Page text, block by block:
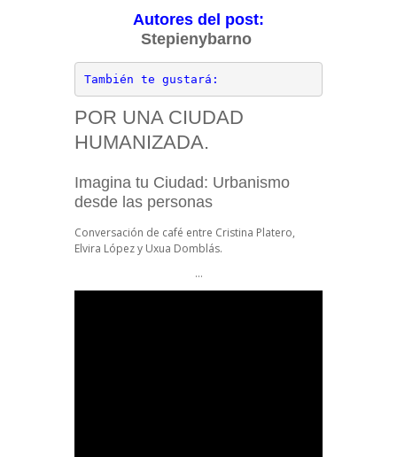
Autores del post:
Stepienybarno
También te gustará:
POR UNA CIUDAD
HUMANIZADA.
Imagina tu Ciudad: Urbanismo
desde las personas
Conversación de café entre Cristina Platero,
Elvira López y Uxua Domblás.
…